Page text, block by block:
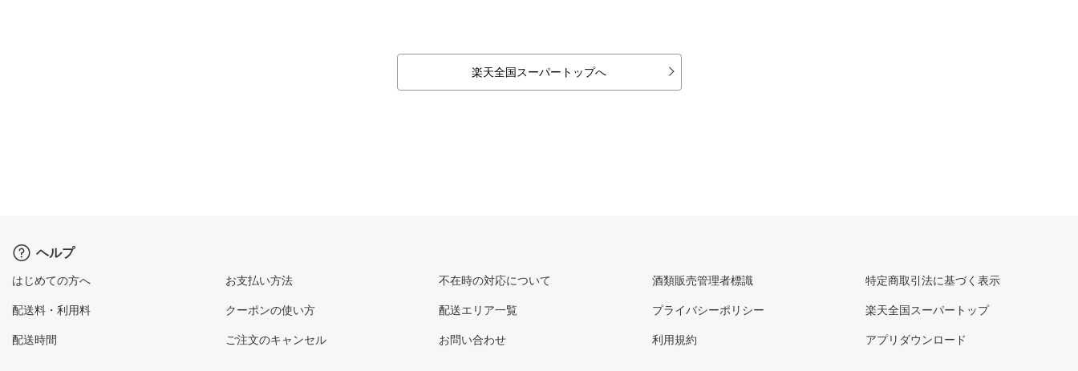
楽天全国スーパートップへ
ヘルプ
はじめての方へ
配送料・利用料
配送時間
お支払い方法
クーポンの使い方
ご注文のキャンセル
不在時の対応について
配送エリア一覧
お問い合わせ
酒類販売管理者標識
プライバシーポリシー
利用規約
特定商取引法に基づく表示
楽天全国スーパートップ
アプリダウンロード